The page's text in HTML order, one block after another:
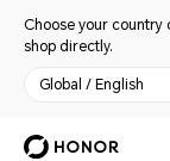
Choose your country
shop directly.
Global / English